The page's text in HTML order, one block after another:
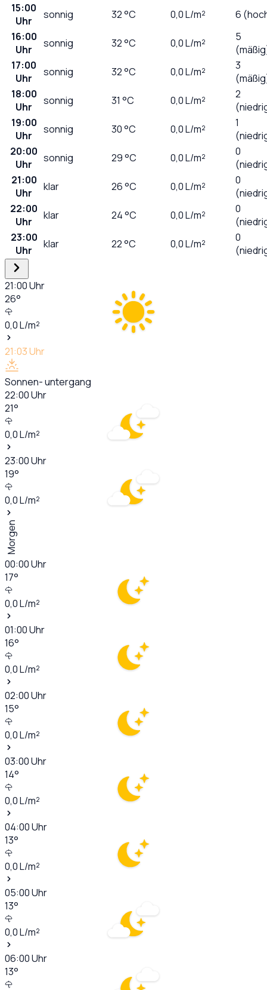
15:00
Uhr
sonnig 32°C 0,0L/m²
6
16:00
Uhr
sonnig 32°C 0,0L/m²
5
17:00
Uhr
sonnig 32°C 0,0L/m²
3
18:00
Uhr
sonnig 31 °C 0,0L/m²
2
19:00
Uhr
sonnig 30°C 0,0L/m²
1
20:00
Uhr
sonnig 29°C 0,0L/m²
0
21:00
Uhr
klar 26°C 0,0L/m²
0
22:00
Uhr
klar 24°C 0,0L/m²
0
23:00
Uhr
klar 22°C 0,0L/m²
0
21:00Uhr
26°
0,0L/m²
21:03Uhr
Sonnen- untergang
22:00Uhr
21°
0,0L/m²
23:00Uhr
19°
0,0L/m²
Morgen
00:00Uhr
17°
0,0L/m²
01:00Uhr
16°
0,0L/m²
02:00Uhr
15°
0,0L/m²
03:00Uhr
14°
0,0L/m²
04:00Uhr
13°
0,0L/m²
05:00Uhr
13°
0,0L/m²
06:00Uhr
13°